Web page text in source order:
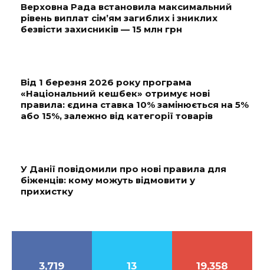
Верховна Рада встановила максимальний
рівень виплат сім’ям загиблих і зниклих
безвісти захисників — 15 млн грн
Від 1 березня 2026 року програма
«Національний кешбек» отримує нові
правила: єдина ставка 10% замінюється на 5%
або 15%, залежно від категорії товарів
У Данії повідомили про нові правила для
біженців: кому можуть відмовити у
прихистку
3,719 13 19,358